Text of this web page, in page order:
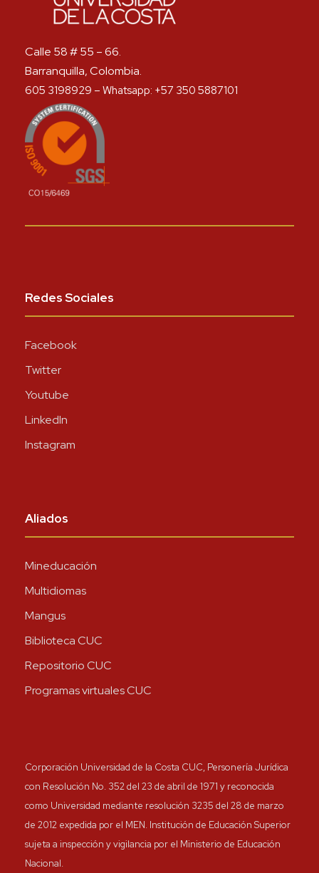
Calle 58 # 55 – 66.
Barranquilla, Colombia.
605 3198929 – Whatsapp: +57 350 5887101
Redes Sociales
Facebook
Twitter
Youtube
LinkedIn
Instagram
Aliados
Mineducación
Multidiomas
Mangus
Biblioteca CUC
Repositorio CUC
Programas virtuales CUC
Corporación Universidad de la Costa CUC, Personería Jurídica
con Resolución No. 352 del 23 de abril de 1971 y reconocida
como Universidad mediante resolución 3235 del 28 de marzo
de 2012 expedida por el MEN. Institución de Educación Superior
sujeta a inspección y vigilancia por el Ministerio de Educación
Nacional.